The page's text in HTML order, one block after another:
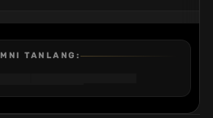
TANLANG:
10
12